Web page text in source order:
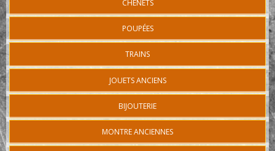
CHENETS
POUPÉES
TRAINS
JOUETS ANCIENS
BIJOUTERIE
MONTRE ANCIENNES